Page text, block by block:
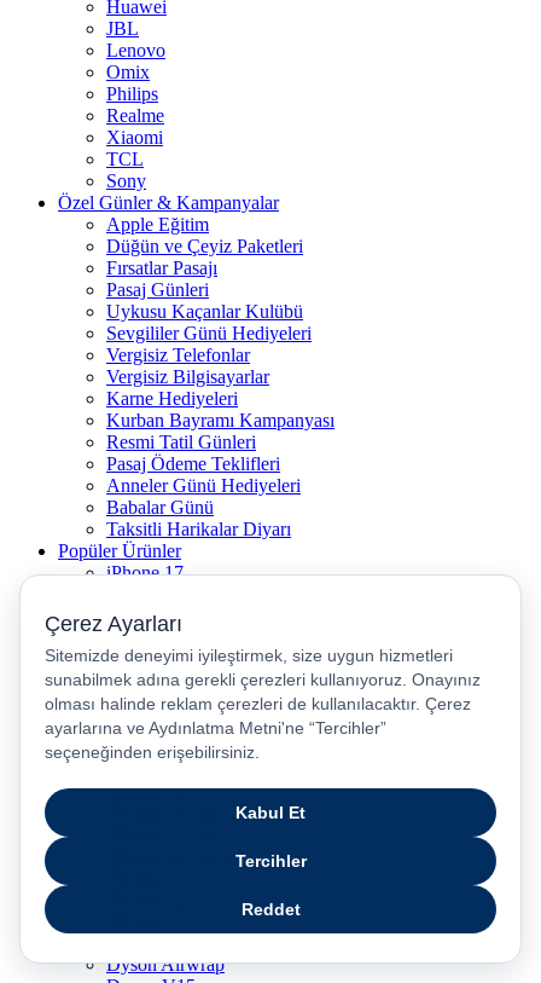
Huawei
JBL
Lenovo
Omix
Philips
Realme
Xiaomi
TCL
Sony
Özel Günler & Kampanyalar
Apple Eğitim
Düğün ve Çeyiz Paketleri
Fırsatlar Pasajı
Pasaj Günleri
Uykusu Kaçanlar Kulübü
Sevgililer Günü Hediyeleri
Vergisiz Telefonlar
Vergisiz Bilgisayarlar
Karne Hediyeleri
Kurban Bayramı Kampanyası
Resmi Tatil Günleri
Pasaj Ödeme Teklifleri
Anneler Günü Hediyeleri
Babalar Günü
Taksitli Harikalar Diyarı
Popüler Ürünler
iPhone 17
iPhone Air
iPhone 16 Pro Max
iPhone 17 Pro Max
iPhone 16E
iPhone 15
iPhone 15 Plus
iPhone 15 Pro
iPhone 15 Pro Max
iPhone 14
iPhone 14 Pro Max
Dyson Airwrap